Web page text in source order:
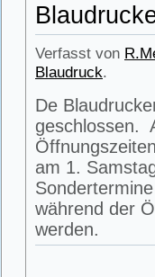
Verfasst von
Blaudruck.
De
geschlossen.
am 1.
während der
werden.